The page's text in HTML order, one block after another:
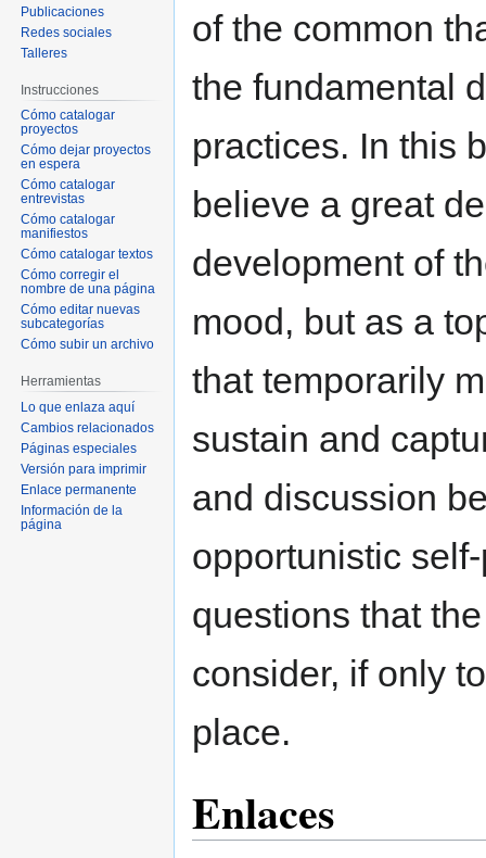
of the common
the fundamental
practices. In this
believe a great
development of
mood, but as a
that temporarily
sustain and
and discussion
opportunistic
questions that
consider, if only
place.
Enlaces
Publicaciones
Redes sociales
Talleres
Instrucciones
Cómo catalogar
proyectos
Cómo dejar proyectos
en espera
Cómo catalogar
entrevistas
Cómo catalogar
manifiestos
Cómo catalogar textos
Cómo corregir el
nombre de una página
Cómo editar nuevas
subcategorías
Cómo subir un archivo
Herramientas
Lo que enlaza aquí
Cambios relacionados
Páginas especiales
Versión para imprimir
Enlace permanente
Información de la
página